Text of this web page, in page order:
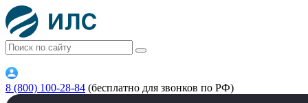
8 (800) 100-28-84 (бесплатно для звонков по РФ)